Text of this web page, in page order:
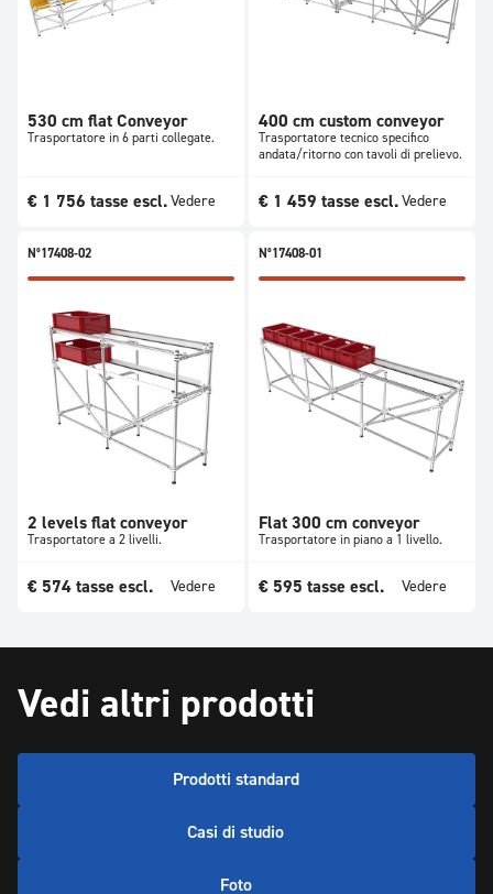
530 cm flat Conveyor
Trasportatore in 6 parti collegate.
€ 1 756 tasse escl.Vedere
400 cm custom conveyor
Trasportatore tecnico specifico
andata/ritorno con tavoli di prelievo.
€ 1 459 tasse escl.Vedere
N°17408-02
2 levels flat conveyor
Trasportatore a 2 livelli.
€ 574 tasse escl. Vedere
N°17408-01
Flat 300 cm conveyor
Trasportatore in piano a 1 livello.
€ 595 tasse escl. Vedere
Vedi altri prodotti
Prodotti standard
Casi di studio
Foto